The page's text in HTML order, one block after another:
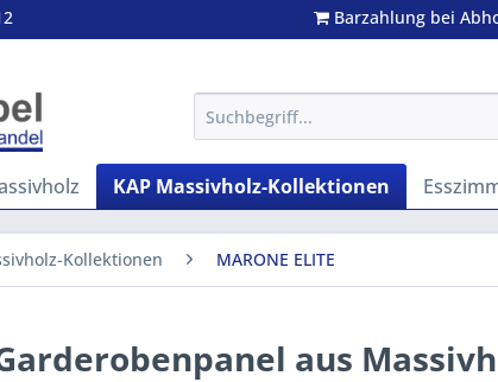
Barzahlung bei
KAP Massivholz-Kollektionen
Kollektionen MARONE ELITE
aus